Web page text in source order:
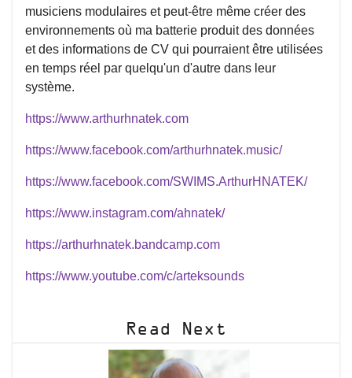
musiciens modulaires et peut-être même créer des
environnements où ma batterie produit des données
et des informations de CV qui pourraient être utilisées
en temps réel par quelqu'un d'autre dans leur
système.
https://www.arthurhnatek.com
https://www.facebook.com/arthurhnatek.music/
https://www.facebook.com/SWIMS.ArthurHNATEK/
https://www.instagram.com/ahnatek/
https://arthurhnatek.bandcamp.com
https://www.youtube.com/c/arteksounds
Read Next